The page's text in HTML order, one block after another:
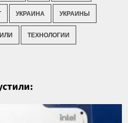
УКРАИНА УКРАИНЫ
ТЕХНОЛОГИИ